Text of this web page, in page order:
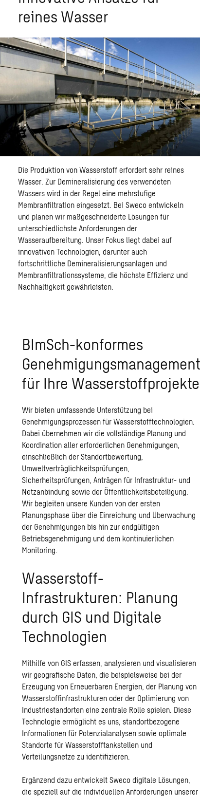
reines Wasser
Die Produktion von Wasserstoff erfordert sehr reines
Wasser. Zur Demineralisierung des verwendeten
Wassers wird in der Regel eine mehrstufige
Membranfiltration eingesetzt. Bei Sweco entwickeln
und planen wir maßgeschneiderte Lösungen für
unterschiedlichste Anforderungen der
Wasseraufbereitung. Unser Fokus liegt dabei auf
innovativen Technologien, darunter auch
fortschrittliche Demineralisierungsanlagen und
Membranfiltrationssysteme, die höchste Effizienz und
Nachhaltigkeit gewährleisten.
BImSch-konformes
Genehmigungsmanagement
für Ihre Wasserstoffprojekte
Wir bieten umfassende Unterstützung bei
Genehmigungsprozessen für Wasserstofftechnologien.
Dabei übernehmen wir die vollständige Planung und
Koordination aller erforderlichen Genehmigungen,
einschließlich der Standortbewertung,
Umweltverträglichkeitsprüfungen,
Sicherheitsprüfungen, Anträgen für Infrastruktur- und
Netzanbindung sowie der Öffentlichkeitsbeteiligung.
Wir begleiten unsere Kunden von der ersten
Planungsphase über die Einreichung und Überwachung
der Genehmigungen bis hin zur endgültigen
Betriebsgenehmigung und dem kontinuierlichen
Monitoring.
Wasserstoff-
Infrastrukturen: Planung
durch GIS und Digitale
Technologien
Mithilfe von GIS erfassen, analysieren und visualisieren
wir geografische Daten, die beispielsweise bei der
Erzeugung von Erneuerbaren Energien, der Planung von
Wasserstoffinfrastrukturen oder der Optimierung von
Industriestandorten eine zentrale Rolle spielen. Diese
Technologie ermöglicht es uns, standortbezogene
Informationen für Potenzialanalysen sowie optimale
Standorte für Wasserstofftankstellen und
Verteilungsnetze zu identifizieren.
Ergänzend dazu entwickelt Sweco digitale Lösungen,
die speziell auf die individuellen Anforderungen unserer